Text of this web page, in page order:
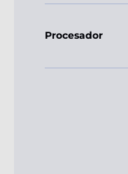
Procesador